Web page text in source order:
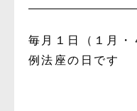
毎月１日（１月・
例法座の日です